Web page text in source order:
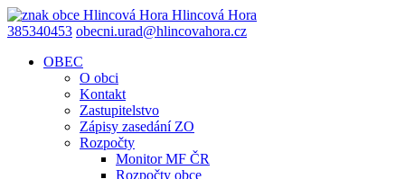
Hlincová Hora
385340453 obecni.urad@hlincovahora.cz
OBEC
O obci
Kontakt
Zastupitelstvo
Zápisy zasedání ZO
Rozpočty
Monitor MF ČR
Rozpočty obce